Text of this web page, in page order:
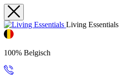
Living Essentials
100% Belgisch